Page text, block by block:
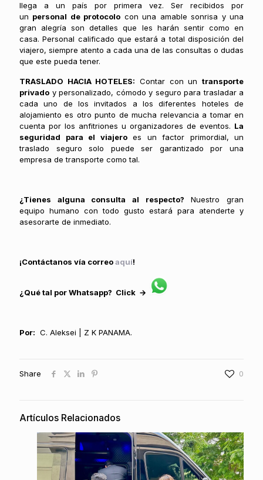
llega a un país por primera vez. Ser recibidos por
un personal de protocolo con una amable sonrisa y una
gran alegría son detalles que les harán sentir como en
casa. Personal calificado que estará a total disposición del
viajero, siempre atento a cada una de las consultas o dudas
que este pueda tener.
TRASLADO HACIA HOTELES: Contar con untransporte
privado y personalizado, cómodo y seguro para trasladar a
cada uno de los invitados a los diferentes hoteles de
alojamiento es otro punto de mucha relevancia a tomar en
cuenta por los anfitriones u organizadores de eventos. La
seguridad para el viajeroes un factor primordial, un
traslado seguro solo puede ser garantizado por una
empresa de transporte como tal.
¿Tienes alguna consulta al respecto? Nuestro gran
equipo humano con todo gusto estará para atenderte y
asesorarte de inmediato.
¡Contáctanos vía correoaquí!
¿Qué tal por Whatsapp? Click →
Por: C. Aleksei | Z K PANAMA.
Share 0
Artículos Relacionados